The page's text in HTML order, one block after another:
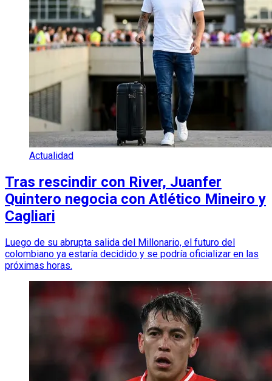
Actualidad
Tras rescindir con River, Juanfer
Quintero negocia con Atlético Mineiro y
Cagliari
Luego de su abrupta salida del Millonario, el futuro del
colombiano ya estaría decidido y se podría oficializar en las
próximas horas.